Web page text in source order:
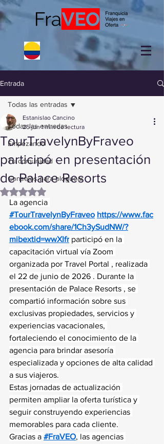
Entrada
Todas las entradas
Empezando
Tu comunidad
Consejos para bloguear
Todas las entradas
TourTravelynByFraveo
participó en presentación
de Palace Resorts
Estanislao Cancino
25 jun 1 min de lectura
Obtuvo NaN de 5 estrellas.
La agencia
#TourTravelynByFraveo https://www.fac
ebook.com/share/1Ch3ySudNW/?
mibextid=wwXIfr participó en la
capacitación virtual vía Zoom
organizada por Travel Portal , realizada
el 22 de junio de 2026 . Durante la
presentación de Palace Resorts , se
compartió información sobre sus
exclusivas propiedades, servicios y
experiencias vacacionales,
fortaleciendo el conocimiento de la
agencia para brindar asesoría
especializada y opciones de alta calidad
a sus viajeros.
Estas jornadas de actualización
permiten ampliar la oferta turística y
seguir construyendo experiencias
memorables para cada cliente.
Gracias a #FraVEO, las agencias